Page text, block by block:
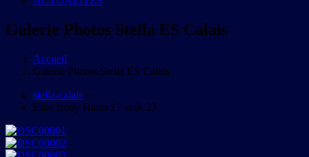
Galerie Photos Stella ES Calais
Accueil
Galerie Photos Stella ES Calais
stella-calais »
Elite Body Harm 17 août 23